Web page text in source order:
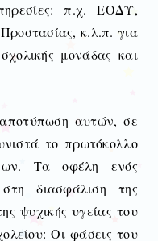
π.χ. ΕΟΔΥ,
κ.λ.π. για
μονάδας και
αυτών, σε
το πρωτόκολλο
Τα οφέλη ενός
στη διασφάλιση της
ψυχικής υγείας του
Οι φάσεις του